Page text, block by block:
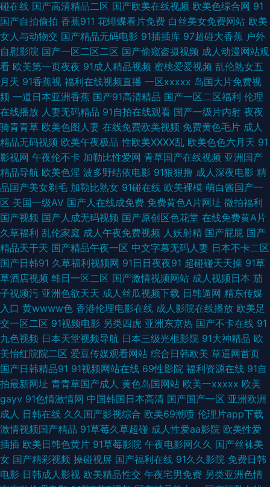
频网站 草莓狼人在线 东京热色淫爽片 岛国黄色一级片官网 久久超碰成人91
欧美自拍综合 欧美啊V 久草亚洲中文 成人日韩网址 国产91网址 91在线入口
免费 国产欧美日韩久久 不卡av大全在线看 成人超碰艹 av先锋无码资源网
www99热色色 91色狼 91微拍网 91色资源在线播放 91精品视频一区 91免费
入口观看 在线男人天 91黑人探花 午夜10000 日韩欧美综合在线 伊人青青91
色情五月 中文字幕影音先锋资源 五月花丁香 一区二区成人 色图肏肏肏 先锋
影音av成人电影 丝袜被操91视频 91n免费在线视频 亚洲国产三级片之网站
91白丝喷水自慰网站 91深候 91九色熟女泻火 51在线欧美 91白丝黑丝 淫淫
网色五月一区 91黄色片 91大神视频在线观看网址 中文字幕日韩精品专区 香
蕉TV在线资源网 中文字幕在线欧洲 五月花社区午夜 日韩成人不卡码在线 91
高清视频网站 福利小视频在线观看 日本不卡毛片五 影音先锋资源AV导航
91TV在线播放 尤物亚洲不卡亚洲精品 婷婷五月份欧美 综合社区中文字幕 在
线观看小视频 色久国产 人妻熟妇一区二区三区 91c仔一区 伊人涩大香蕉 亚
洲无码激情文学 亚洲日韩成人网在线 91碰在线 国产精品久久绿色 色婷婷原
网址 91视频cn 91偷拍色图 a黄色视频 avtt偷情 91网站入口官方免费 91看片
在线 尤物视频在线一区 91国在线观看 91N网站在线se 五月天色社区 日韩欧
碰在线 国产高清精品二区 国产欧美在线视频 欧美色综合网 91
国产自拍偷拍 香蕉911 花蝴蝶看片免费 白丝美女免费网站 欧美
女人与动物交 国产精品无码电影 91插插库 97超碰大香蕉 户外
自慰影院 国产一区二区二区 国产偷窥盗摄视频 成人动漫网站观
看 欧美第一页夜夜 91成人精品视频 蜜桃爱爱视频 乱伦熟女五
月天 91香蕉视 福利在线视频直播 一区xxxxx 岛国大片免费视
频 一道日本亚洲香蕉 国产91高清精品 国产一区二区福利 伦理
在线播放 人妻无码精品 91自拍在线观看 国产一级片内射 夜夜
骑青青草 欧美色图人妻 在线免费欧美视频 免费黄色毛片 成人
精品无码视频 欧美午夜极品 性欧美ⅩⅩⅩⅩ乱 欧美色色六月天 91
影视网 午夜伦不卡 加勒比性爱网 青草国产在线视频 亚洲国产
精品导航 欧美色淫 波多野结依电影 91狠狠撸 成人深夜电影 精
品国产美女剃毛 加勒比熟女 91碰在线 欧美裸模 萌白酱国产一
区 美国一级AV 国产人在线成免费 免费黄色A片网址 微拍福利
国产视频 国产人成无码视频 国产原创区色花堂 在线免费黄A片
久草福利 乱伦家庭 成人午夜免费视频 人妖射精 国产屁屁 国产
精品天干天 国产精品午夜一区 中文字幕无码人妻 日本不卡二区
国产日韩91 久草福利视频网 91日日夜夜91 超碰碰天天操 91草
草酒店视频 韩日一区二区 国产激情视频网站 成人视频日本 茄
子视频污 亚洲色欲天天 成人丝瓜视频下载 日韩逼网 精东传媒
入口 黄wwww色 香港伦理电影在线 成人影院在线播放 欧美足
交一区二区 91视频电影 另类四虎 亚洲东京热 国产不卡在线 91
九色视频 日本天堂视频导航 日本三级光棍影院 91大神精品 欧
美怡红院院二区 爱豆传媒观看网站 综合日韩欧美 草逼网首页
国产日韩精品91 91视频网站在线 69性影院 福利资源在线 91自
拍最新网址 青青草国产成人 黄色岛国网站 欧美一xxxxx 欧美
gayv 91色情激情网 中国韩国日本高清 国产国产一区 亚洲欧洲
成人 日韩在线 久久国产影视综合 欧美69潮喷 伦理片app下载
激情视频国产精品 91草莓久草超碰 成人性爱aa影院 欧美性爱
插插 欧美日韩色黄片 91草莓影院 午夜电影网久久 国产丝袜美
女 国产精彩视频 操碰视屏 国产福利在线 91久久影院 免费日韩
电影 日韩成人影视 欧美精品性交 午夜宅男免费 另类亚洲色情